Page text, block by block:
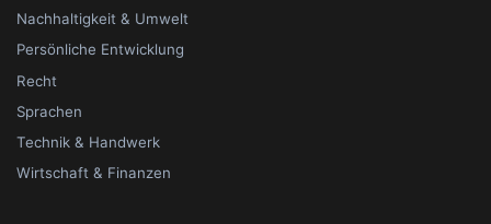
Nachhaltigkeit & Umwelt
Persönliche Entwicklung
Recht
Sprachen
Technik & Handwerk
Wirtschaft & Finanzen